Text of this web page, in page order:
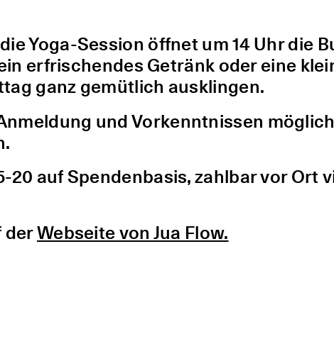
Yoga-Session öffnet um 14 Uhr die
erfrischendes Getränk oder eine
ganz gemütlich ausklingen.
und Vorkenntnissen
20 auf Spendenbasis, zahlbar vor Ort
derWebseite von Jua Flow.